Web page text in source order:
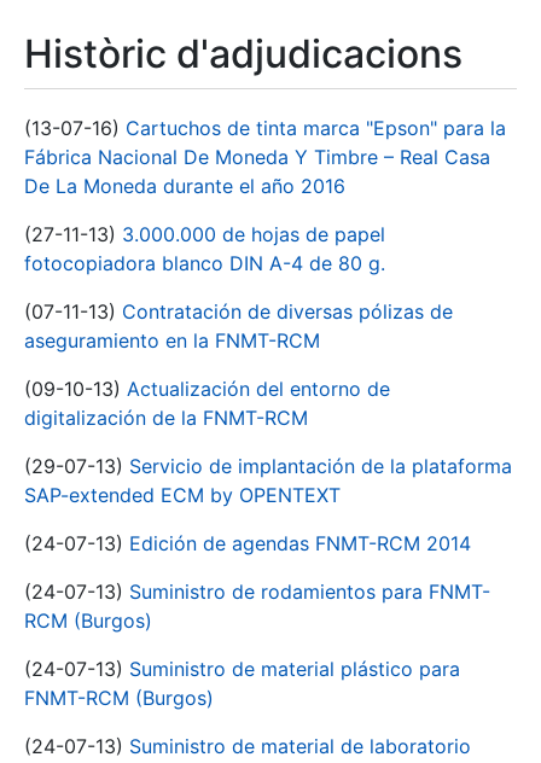
Històric d'adjudicacions
(13-07-16) Cartuchos de tinta marca "Epson" para la
Fábrica Nacional De Moneda Y Timbre – Real Casa
De La Moneda durante el año 2016
(27-11-13) 3.000.000 de hojas de papel
fotocopiadora blanco DIN A-4 de 80 g.
(07-11-13) Contratación de diversas pólizas de
aseguramiento en la FNMT-RCM
(09-10-13) Actualización del entorno de
digitalización de la FNMT-RCM
(29-07-13) Servicio de implantación de la plataforma
SAP-extended ECM by OPENTEXT
(24-07-13) Edición de agendas FNMT-RCM 2014
(24-07-13) Suministro de rodamientos para FNMT-
RCM (Burgos)
(24-07-13) Suministro de material plástico para
FNMT-RCM (Burgos)
(24-07-13) Suministro de material de laboratorio